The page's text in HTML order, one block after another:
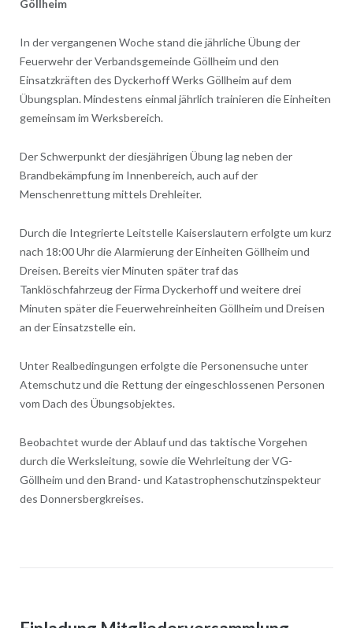
Göllheim
In der vergangenen Woche stand die jährliche Übung der
Feuerwehr der Verbandsgemeinde Göllheim und den
Einsatzkräften des Dyckerhoff Werks Göllheim auf dem
Übungsplan. Mindestens einmal jährlich trainieren die Einheiten
gemeinsam im Werksbereich.
Der Schwerpunkt der diesjährigen Übung lag neben der
Brandbekämpfung im Innenbereich, auch auf der
Menschenrettung mittels Drehleiter.
Durch die Integrierte Leitstelle Kaiserslautern erfolgte um kurz
nach 18:00 Uhr die Alarmierung der Einheiten Göllheim und
Dreisen. Bereits vier Minuten später traf das
Tanklöschfahrzeug der Firma Dyckerhoff und weitere drei
Minuten später die Feuerwehreinheiten Göllheim und Dreisen
an der Einsatzstelle ein.
Unter Realbedingungen erfolgte die Personensuche unter
Atemschutz und die Rettung der eingeschlossenen Personen
vom Dach des Übungsobjektes.
Beobachtet wurde der Ablauf und das taktische Vorgehen
durch die Werksleitung, sowie die Wehrleitung der VG-
Göllheim und den Brand- und Katastrophenschutzinspekteur
des Donnersbergkreises.